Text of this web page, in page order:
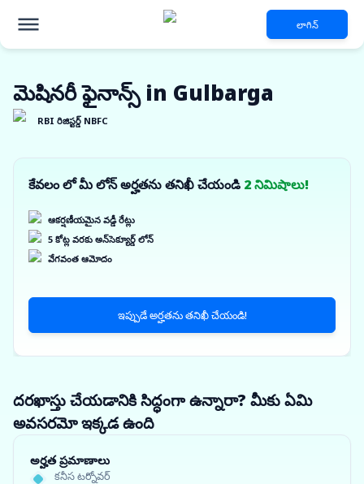
లాగిన్
మెషినరీ ఫైనాన్స్ in Gulbarga
RBI రిజిస్టర్డ్ NBFC
కేవలం లో మీ లోన్ అర్హతను తనిఖీ చేయండి 2 నిమిషాలు!
ఆకర్షణీయమైన వడ్డీ రేట్లు
5 కోట్ల వరకు అన్‌సెక్యూర్డ్ లోన్
వేగవంత ఆమోదం
ఇప్పుడే అర్హతను తనిఖీ చేయండి!
దరఖాస్తు చేయడానికి సిద్ధంగా ఉన్నారా? మీకు ఏమి
అవసరమో ఇక్కడ ఉంది
అర్హత ప్రమాణాలు
కనీస టర్నోవర్